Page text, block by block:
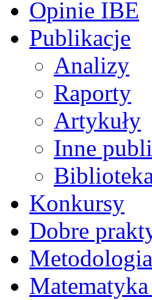
Opinie IBE
Publikacje
Analizy
Raporty
Artykuły
Inne
Konkursy
Dobre